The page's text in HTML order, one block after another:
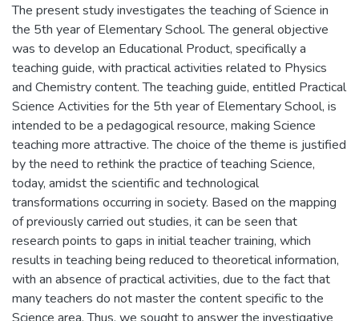
The present study investigates the teaching of Science in
the 5th year of Elementary School. The general objective
was to develop an Educational Product, specifically a
teaching guide, with practical activities related to Physics
and Chemistry content. The teaching guide, entitled Practical
Science Activities for the 5th year of Elementary School, is
intended to be a pedagogical resource, making Science
teaching more attractive. The choice of the theme is justified
by the need to rethink the practice of teaching Science,
today, amidst the scientific and technological
transformations occurring in society. Based on the mapping
of previously carried out studies, it can be seen that
research points to gaps in initial teacher training, which
results in teaching being reduced to theoretical information,
with an absence of practical activities, due to the fact that
many teachers do not master the content specific to the
Science area. Thus, we sought to answer the investigative